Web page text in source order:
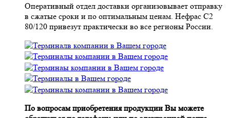
Оперативный отдел доставки организовывает отправку
в сжатые сроки и по оптимальным ценам. Нефрас С2
80/120 привезут практически во все регионы России.
По вопросам приобретения продукции Вы можете